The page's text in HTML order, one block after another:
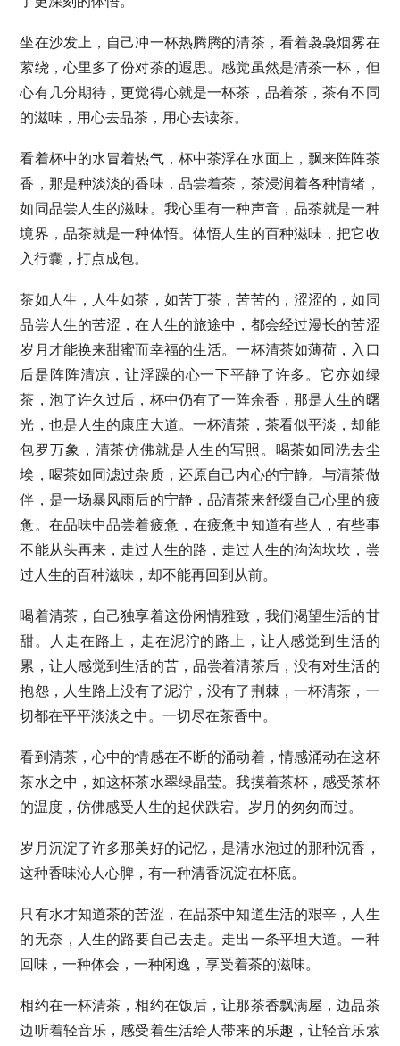
坐在沙发上，自己冲一杯热腾腾的清茶，看着袅袅烟雾在
萦绕，心里多了份对茶的遐思。感觉虽然是清茶一杯，但
心有几分期待，更觉得心就是一杯茶，品着茶，茶有不同
的滋味，用心去品茶，用心去读茶。
看着杯中的水冒着热气，杯中茶浮在水面上，飘来阵阵茶
香，那是种淡淡的香味，品尝着茶，茶浸润着各种情绪，
如同品尝人生的滋味。我心里有一种声音，品茶就是一种
境界，品茶就是一种体悟。体悟人生的百种滋味，把它收
入行囊，打点成包。
茶如人生，人生如茶，如苦丁茶，苦苦的，涩涩的，如同
品尝人生的苦涩，在人生的旅途中，都会经过漫长的苦涩
岁月才能换来甜蜜而幸福的生活。一杯清茶如薄荷，入口
后是阵阵清凉，让浮躁的心一下平静了许多。它亦如绿
茶，泡了许久过后，杯中仍有了一阵余香，那是人生的曙
光，也是人生的康庄大道。一杯清茶，茶看似平淡，却能
包罗万象，清茶仿佛就是人生的写照。喝茶如同洗去尘
埃，喝茶如同滤过杂质，还原自己内心的宁静。与清茶做
伴，是一场暴风雨后的宁静，品清茶来舒缓自己心里的疲
惫。在品味中品尝着疲惫，在疲惫中知道有些人，有些事
不能从头再来，走过人生的路，走过人生的沟沟坎坎，尝
过人生的百种滋味，却不能再回到从前。
喝着清茶，自己独享着这份闲情雅致，我们渴望生活的甘
甜。人走在路上，走在泥泞的路上，让人感觉到生活的
累，让人感觉到生活的苦，品尝着清茶后，没有对生活的
抱怨，人生路上没有了泥泞，没有了荆棘，一杯清茶，一
切都在平平淡淡之中。一切尽在茶香中。
看到清茶，心中的情感在不断的涌动着，情感涌动在这杯
茶水之中，如这杯茶水翠绿晶莹。我摸着茶杯，感受茶杯
的温度，仿佛感受人生的起伏跌宕。岁月的匆匆而过。
岁月沉淀了许多那美好的记忆，是清水泡过的那种沉香，
这种香味沁人心脾，有一种清香沉淀在杯底。
只有水才知道茶的苦涩，在品茶中知道生活的艰辛，人生
的无奈，人生的路要自己去走。走出一条平坦大道。一种
回味，一种体会，一种闲逸，享受着茶的滋味。
相约在一杯清茶，相约在饭后，让那茶香飘满屋，边品茶
边听着轻音乐，感受着生活给人带来的乐趣，让轻音乐萦